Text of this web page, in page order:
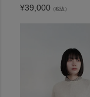
¥39,000 （税込）